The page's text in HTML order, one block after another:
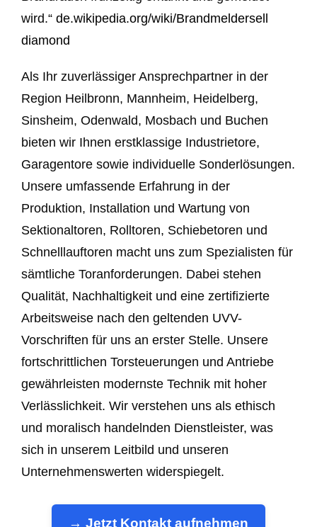
wird.“ de.wikipedia.org/wiki/Brandmeldersell
diamond
Als Ihr zuverlässiger Ansprechpartner in der
Region Heilbronn, Mannheim, Heidelberg,
Sinsheim, Odenwald, Mosbach und Buchen
bieten wir Ihnen erstklassige Industrietore,
Garagentore sowie individuelle Sonderlösungen.
Unsere umfassende Erfahrung in der
Produktion, Installation und Wartung von
Sektionaltoren, Rolltoren, Schiebetoren und
Schnelllauftoren macht uns zum Spezialisten für
sämtliche Toranforderungen. Dabei stehen
Qualität, Nachhaltigkeit und eine zertifizierte
Arbeitsweise nach den geltenden UVV-
Vorschriften für uns an erster Stelle. Unsere
fortschrittlichen Torsteuerungen und Antriebe
gewährleisten modernste Technik mit hoher
Verlässlichkeit. Wir verstehen uns als ethisch
und moralisch handelnden Dienstleister, was
sich in unserem Leitbild und unseren
Unternehmenswerten widerspiegelt.
→ Jetzt Kontakt aufnehmen